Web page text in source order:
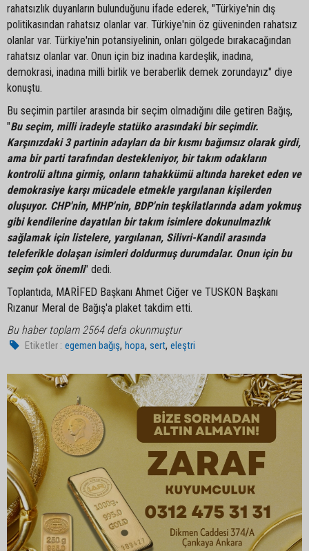
rahatsızlık duyanların bulunduğunu ifade ederek, "Türkiye'nin dış
politikasından rahatsız olanlar var. Türkiye'nin öz güveninden rahatsız
olanlar var. Türkiye'nin potansiyelinin, onları gölgede bırakacağından
rahatsız olanlar var. Onun için biz inadına kardeşlik, inadına,
demokrasi, inadına milli birlik ve beraberlik demek zorundayız" diye
konuştu.
Bu seçimin partiler arasında bir seçim olmadığını dile getiren Bağış,
"Bu seçim, milli iradeyle statüko arasındaki bir seçimdir.
Karşınızdaki 3 partinin adayları da bir kısmı bağımsız olarak girdi,
ama bir parti tarafından destekleniyor, bir takım odakların
kontrolü altına girmiş, onların tahakkümü altında hareket eden ve
demokrasiye karşı mücadele etmekle yargılanan kişilerden
oluşuyor. CHP'nin, MHP'nin, BDP'nin teşkilatlarında adam yokmuş
gibi kendilerine dayatılan bir takım isimlere dokunulmazlık
sağlamak için listelere, yargılanan, Silivri-Kandil arasında
teleferikle dolaşan isimleri doldurmuş durumdalar. Onun için bu
seçim çok önemli" dedi.
Toplantıda, MARİFED Başkanı Ahmet Ciğer ve TUSKON Başkanı
Rızanur Meral de Bağış'a plaket takdim etti.
Bu haber toplam 2564 defa okunmuştur
Etiketler : egemen bağış,hopa,sert,eleştri